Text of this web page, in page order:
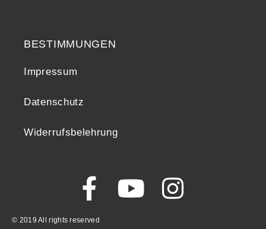
BESTIMMUNGEN
Impressum
Datenschutz
Widerrufsbelehrung
© 2019 All rights reserved